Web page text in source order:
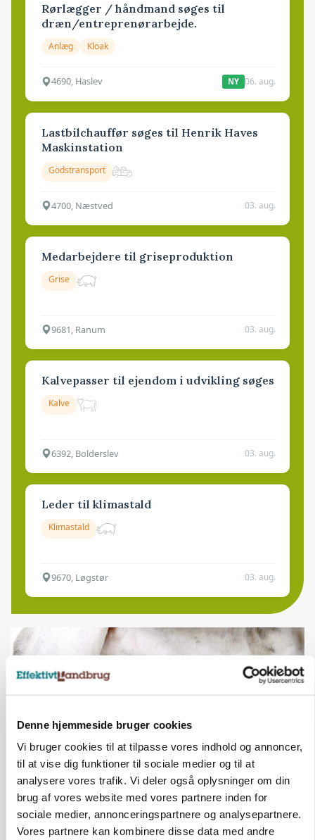
Denne hjemmeside bruger cookies
Vi bruger cookies til at tilpasse vores indhold og annoncer,
til at vise dig funktioner til sociale medier og til at
analysere vores trafik. Vi deler også oplysninger om din
brug af vores website med vores partnere inden for
sociale medier, annonceringspartnere og analysepartnere.
Vores partnere kan kombinere disse data med andre
Rørlægger / håndmand søges til
dræn/entreprenørarbejde.
Anlæg Kloak
4690, Haslev NY 06. aug.
Lastbilchauffør søges til Henrik Haves
Maskinstation
Godstransport
4700, Næstved 03. aug.
Medarbejdere til griseproduktion
Grise
9681, Ranum 03. aug.
Kalvepasser til ejendom i udvikling søges
Kalve
6392, Bolderslev 03. aug.
Leder til klimastald
Klimastald
9670, Løgstør 03. aug.
MARKED
Russisk mælkepris dykker 23 procent